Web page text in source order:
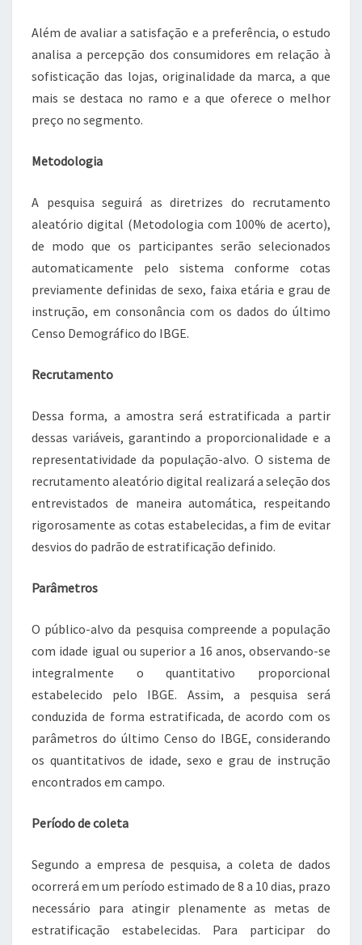
Além de avaliar a satisfação e a preferência, o estudo
analisa a percepção dos consumidores em relação à
sofisticação das lojas, originalidade da marca, a que
mais se destaca no ramo e a que oferece o melhor
preço no segmento.
Metodologia
A pesquisa seguirá as diretrizes do recrutamento
aleatório digital (Metodologia com 100% de acerto),
de modo que os participantes serão selecionados
automaticamente pelo sistema conforme cotas
previamente definidas de sexo, faixa etária e grau de
instrução, em consonância com os dados do último
Censo Demográfico do IBGE.
Recrutamento
Dessa forma, a amostra será estratificada a partir
dessas variáveis, garantindo a proporcionalidade e a
representatividade da população-alvo. O sistema de
recrutamento aleatório digital realizará a seleção dos
entrevistados de maneira automática, respeitando
rigorosamente as cotas estabelecidas, a fim de evitar
desvios do padrão de estratificação definido.
Parâmetros
O público-alvo da pesquisa compreende a população
com idade igual ou superior a 16 anos, observando-se
integralmente o quantitativo proporcional
estabelecido pelo IBGE. Assim, a pesquisa será
conduzida de forma estratificada, de acordo com os
parâmetros do último Censo do IBGE, considerando
os quantitativos de idade, sexo e grau de instrução
encontrados em campo.
Período de coleta
Segundo a empresa de pesquisa, a coleta de dados
ocorrerá em um período estimado de 8 a 10 dias, prazo
necessário para atingir plenamente as metas de
estratificação estabelecidas. Para participar do